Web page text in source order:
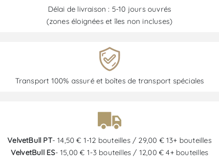
Délai de livraison : 5-10 jours ouvrés
(zones éloignées et îles non incluses)
Transport 100% assuré et boîtes de transport spéciales
VelvetBull PT- 14,50 € 1-12 bouteilles / 29,00 € 13+ bouteilles
VelvetBull ES- 15,00 € 1-3 bouteilles / 12,00 € 4+ bouteilles